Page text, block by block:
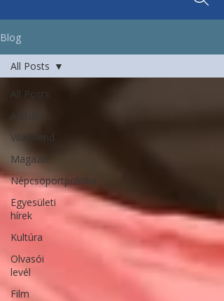
Blog
All Posts
Aktuális
VilágRend
Magazin
Népcsoportpolitika
Egyesületi
hírek
Kultúra
Olvasói
levél
Film
All Posts